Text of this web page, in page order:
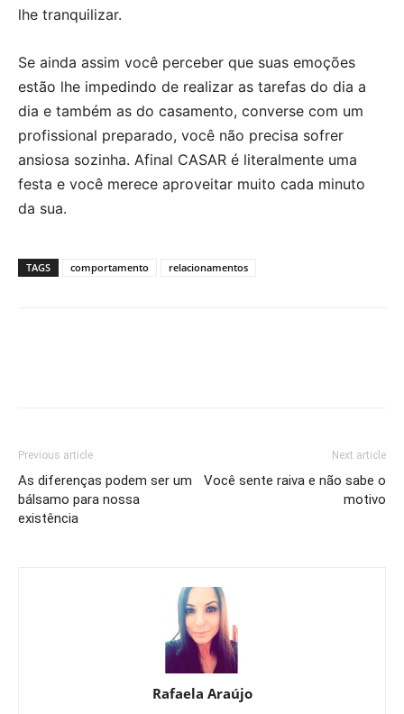
lhe tranquilizar.
Se ainda assim você perceber que suas emoções
estão lhe impedindo de realizar as tarefas do dia a
dia e também as do casamento, converse com um
profissional preparado, você não precisa sofrer
ansiosa sozinha. Afinal CASAR é literalmente uma
festa e você merece aproveitar muito cada minuto
da sua.
TAGS comportamento relacionamentos
Previous article
As diferenças podem ser um
bálsamo para nossa
existência
Next article
Você sente raiva e não sabe o
motivo
Rafaela Araújo